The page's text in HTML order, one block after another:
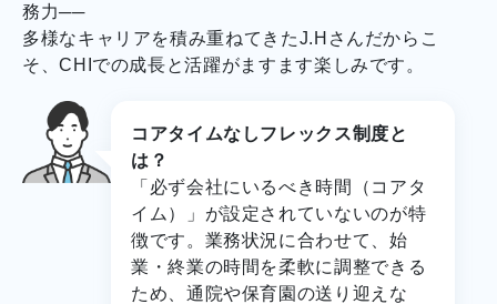
務力──
多様なキャリアを積み重ねてきたJ.Hさんだからこ
そ、CHIでの成長と活躍がますます楽しみです。
コアタイムなしフレックス制度と
は？
「必ず会社にいるべき時間（コアタ
イム）」が設定されていないのが特
徴です。業務状況に合わせて、始
業・終業の時間を柔軟に調整できる
ため、通院や保育園の送り迎えな